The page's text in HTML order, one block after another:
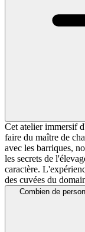
Cet atelier immersif
faire du maître de
avec les barriques,
les secrets de
caractère.
des cuvées du
Combien de